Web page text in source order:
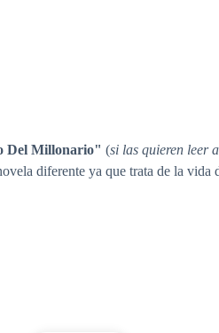
Del Millonario" (si las quieren leer
diferente ya que trata de la